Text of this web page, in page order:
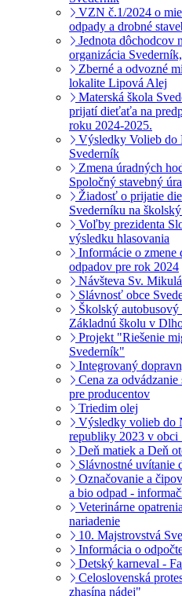
VZN č.1/2024 o
odpady a drobné
Jednota dôchodcov
organizácia
Zberné a odvozné
lokalite Lipová Alej
Materská škola
prijatí dieťaťa na
roku 2024-2025.
Výsledky Volieb do
Svederník
Zmena úradných
Spoločný stavebný
Žiadosť o prijatie
Svederníku na
Voľby prezidenta
výsledku hlasovania
Informácie o zmene
odpadov pre rok 2024
Návšteva Sv.
Slávnosť obce
Školský
Základnú školu v
Projekt "Riešenie
Svederník"
Integrovaný
Cena za
pre producentov
Triedim olej
Výsledky volieb do
republiky 2023 v obci
Deň matiek a Deň
Slávnostné uvítanie
Označovanie a
a bio odpad -
Veterinárne
nariadenie
10. Majstrovstvá
Informácia o
Detský karneval -
Celoslovenská
zhasína nádej"